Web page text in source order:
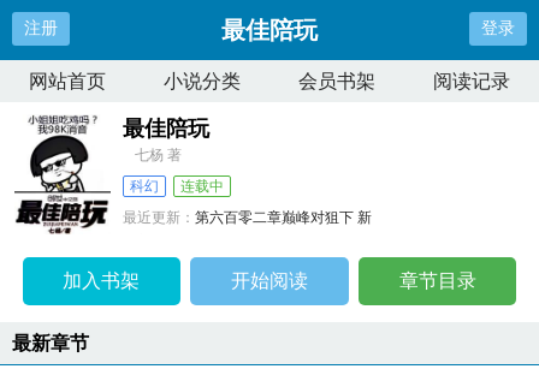
注册 最佳陪玩 登录
网站首页 小说分类 会员书架 阅读记录
最佳陪玩
七杨 著
科幻
连载中
最近更新：第六百零二章巅峰对狙下 新
加入书架 开始阅读 章节目录
最新章节